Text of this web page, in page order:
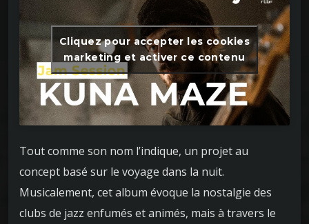
Cliquez pour accepter les cookies
marketing et activer ce contenu
Tout comme son nom l’indique, un projet au
concept basé sur le voyage dans la nuit.
Musicalement, cet album évoque la nostalgie des
clubs de jazz enfumés et animés, mais à travers le